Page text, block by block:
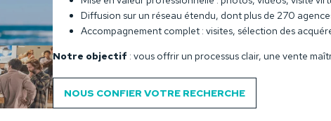
Diffusion sur un réseau étendu, dont plus de 270
Accompagnement complet : visites, sélection des
Notre objectif : vous offrir un processus clair, une vente
NOUS CONFIER VOTRE RECHERCHE